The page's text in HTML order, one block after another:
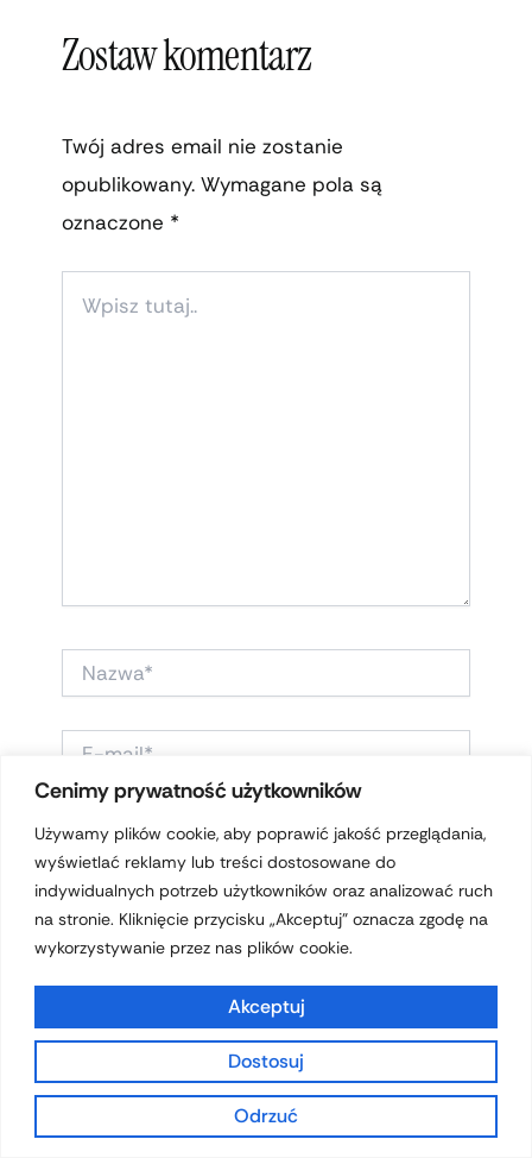
Cenimy prywatność użytkowników
Używamy plików cookie, aby poprawić jakość przeglądania,
wyświetlać reklamy lub treści dostosowane do
indywidualnych potrzeb użytkowników oraz analizować ruch
na stronie. Kliknięcie przycisku „Akceptuj” oznacza zgodę na
wykorzystywanie przez nas plików cookie.
Dostosuj
Odrzuć
Akceptuj
Zostaw komentarz
Twój adres email nie zostanie
opublikowany. Wymagane pola są
oznaczone *
TUTAJ..
NAZWA*
WITRYNA
INTERNETOWA
ZAPAMIĘTAJ MOJE DANE W TEJ
PRZEGLĄDARCE PODCZAS PISANIA
KOLEJNYCH KOMENTARZY.